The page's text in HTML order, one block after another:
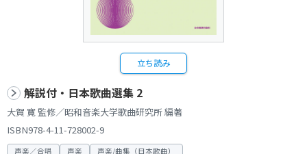
立ち読み
解説付・日本歌曲選集 2
大賀 寛 監修／昭和音楽大学歌曲研究所 編著
ISBN978-4-11-728002-9
声楽／合唱 声楽 声楽/曲集（日本歌曲）